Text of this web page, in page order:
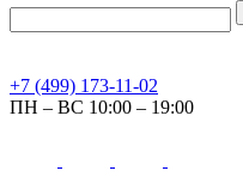
+7 (499) 173-11-02
ПН – ВС 10:00 – 19:00